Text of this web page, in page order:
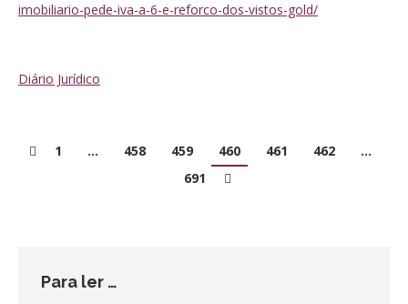
imobiliario-pede-iva-a-6-e-reforco-dos-vistos-gold/
Diário Jurídico
1 … 458 459 460 461 462
…
691
Para ler …